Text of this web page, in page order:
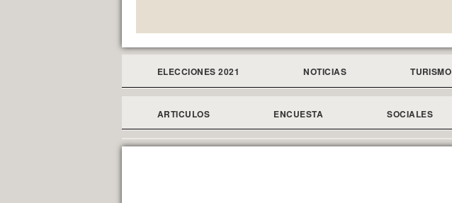
ELECCIONES 2021 NOTICIAS TURISMO
ARTICULOS ENCUESTA SOCIALES